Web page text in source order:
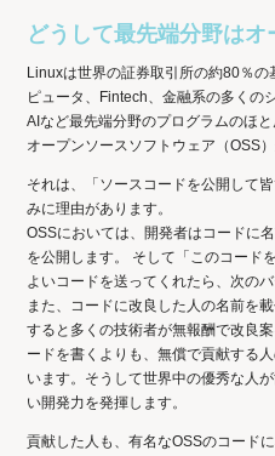
どうして最先端分野はオ
Linuxは世界の証券取引所の約80％
ピュータ、Fintech、金融系の多くの
AIなど最先端分野のプログラムのほ
オープンソースソフトウェア（OSS
それは、「ソースコードを公開して
みに理由があります。
OSSにおいては、開発者はコードに
を公開します。 そして「このコード
よいコードを送ってくれたら、次の
また、コードに改良した人の名前を
すると多くの技術者が無報酬で改良
ードを書くよりも、無償で貢献する
います。そうして世界中の優秀な人
い開発力を発揮します。
貢献した人も、有名なOSSのコード